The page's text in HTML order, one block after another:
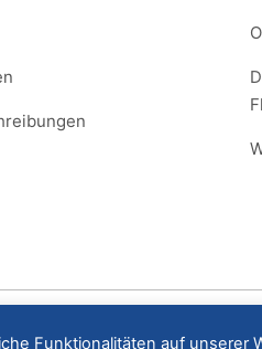
Funktionalitäten auf unserer